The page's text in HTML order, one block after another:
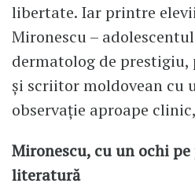
libertate. Iar printre
Mironescu –
dermatolog de
și scriitor moldovean cu
observație aproape
Mironescu, cu un ochi
literatură